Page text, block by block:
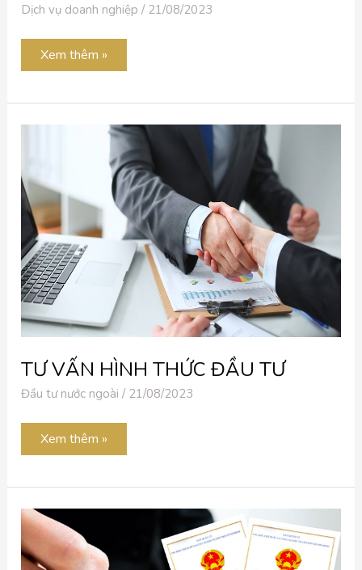
Dịch vụ doanh nghiệp / 21/08/2023
Xem thêm »
TƯ VẤN HÌNH THỨC ĐẦU TƯ
Đầu tư nước ngoài / 21/08/2023
TƯ
ĐẦU
TƯ
Xem thêm »
XIN
CẤP
GIẤY
CHỨNG
NHẬN